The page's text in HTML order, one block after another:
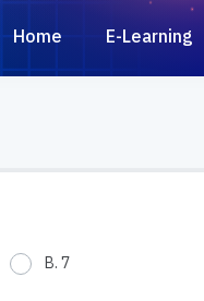
Home E-Learning
B.7